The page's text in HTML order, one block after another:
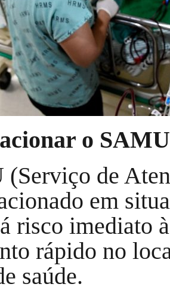
o
de
em
risco imediato
rápido no
saúde.